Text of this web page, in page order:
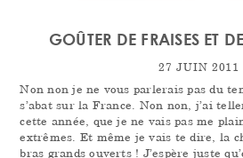
GOÛTER DE FRAISES ET
27 JUIN 2011
Non non je ne vous parlerais pas du
s’abat sur la France. Non non, j’ai
cette année, que je ne vais pas me
extrêmes. Et même je vais te dire, la
bras grands ouverts ! J’espère juste